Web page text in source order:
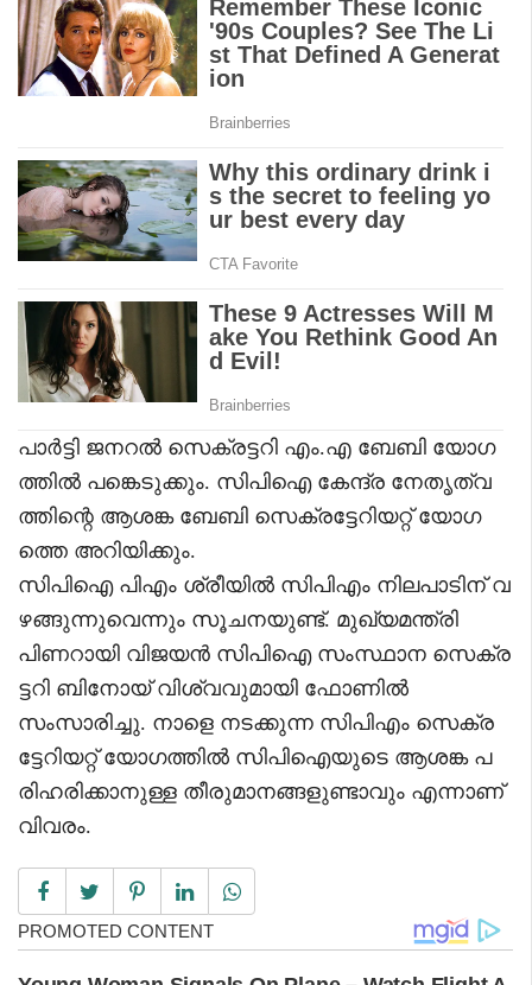
പാർട്ടി ജനറൽ സെക്രട്ടറി എം.എ ബേബി യോഗ
ത്തിൽ പങ്കെടുക്കും. സിപിഐ കേന്ദ്ര നേതൃത്വ
ത്തിന്റെ ആശങ്ക ബേബി സെക്രട്ടേറിയറ്റ് യോഗ
ത്തെ അറിയിക്കും.
സിപിഐ പിഎം ശ്രീയിൽ സിപിഎം നിലപാടിന് വ
ഴങ്ങുന്നുവെന്നും സൂചനയുണ്ട്. മുഖ്യമന്ത്രി
പിണറായി വിജയൻ സിപിഐ സംസ്ഥാന സെക്ര
ട്ടറി ബിനോയ് വിശ്വവുമായി ഫോണിൽ
സംസാരിച്ചു. നാളെ നടക്കുന്ന സിപിഎം സെക്ര
ട്ടേറിയറ്റ് യോഗത്തിൽ സിപിഐയുടെ ആശങ്ക പ
രിഹരിക്കാനുള്ള തീരുമാനങ്ങളുണ്ടാവും എന്നാണ്
വിവരം.